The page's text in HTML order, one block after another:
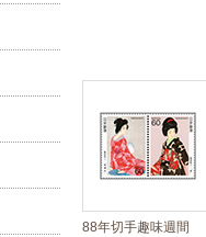
88年切手趣味週間